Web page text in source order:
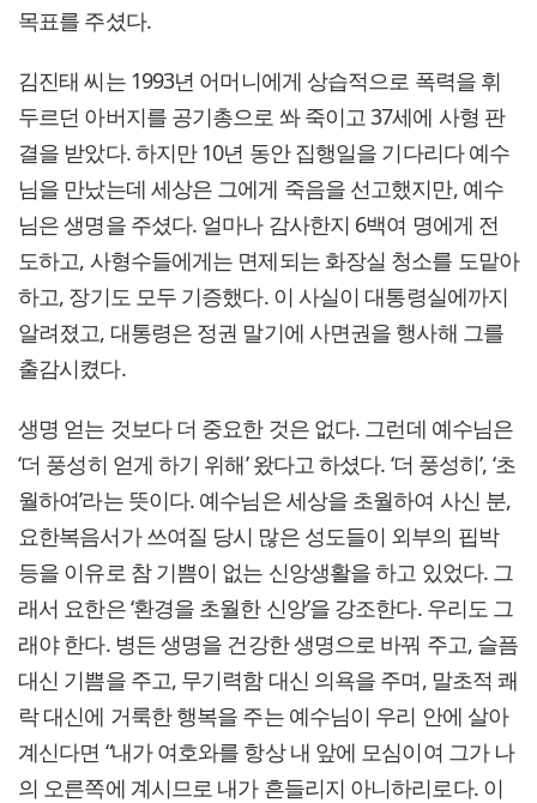
목표를 주셨다.
김진태 씨는 1993년 어머니에게 상습적으로 폭력을 휘
두르던 아버지를 공기총으로 쏴 죽이고 37세에 사형 판
결을 받았다. 하지만 10년 동안 집행일을 기다리다 예수
님을 만났는데 세상은 그에게 죽음을 선고했지만, 예수
님은 생명을 주셨다. 얼마나 감사한지 6백여 명에게 전
도하고, 사형수들에게는 면제되는 화장실 청소를 도맡아
하고, 장기도 모두 기증했다. 이 사실이 대통령실에까지
알려졌고, 대통령은 정권 말기에 사면권을 행사해 그를
출감시켰다.
생명 얻는 것보다 더 중요한 것은 없다. 그런데 예수님은
‘더 풍성히 얻게 하기 위해’ 왔다고 하셨다. ‘더 풍성히’, ‘초
월하여’라는 뜻이다. 예수님은 세상을 초월하여 사신 분,
요한복음서가 쓰여질 당시 많은 성도들이 외부의 핍박
등을 이유로 참 기쁨이 없는 신앙생활을 하고 있었다. 그
래서 요한은 ‘환경을 초월한 신앙’을 강조한다. 우리도 그
래야 한다. 병든 생명을 건강한 생명으로 바꿔 주고, 슬픔
대신 기쁨을 주고, 무기력함 대신 의욕을 주며, 말초적 쾌
락 대신에 거룩한 행복을 주는 예수님이 우리 안에 살아
계신다면 “내가 여호와를 항상 내 앞에 모심이여 그가 나
의 오른쪽에 계시므로 내가 흔들리지 아니하리로다. 이